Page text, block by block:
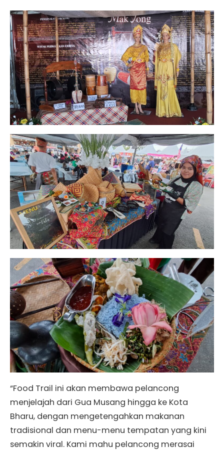
“Food Trail ini akan membawa pelancong
menjelajah dari Gua Musang hingga ke Kota
Bharu, dengan mengetengahkan makanan
tradisional dan menu-menu tempatan yang kini
semakin viral. Kami mahu pelancong merasai